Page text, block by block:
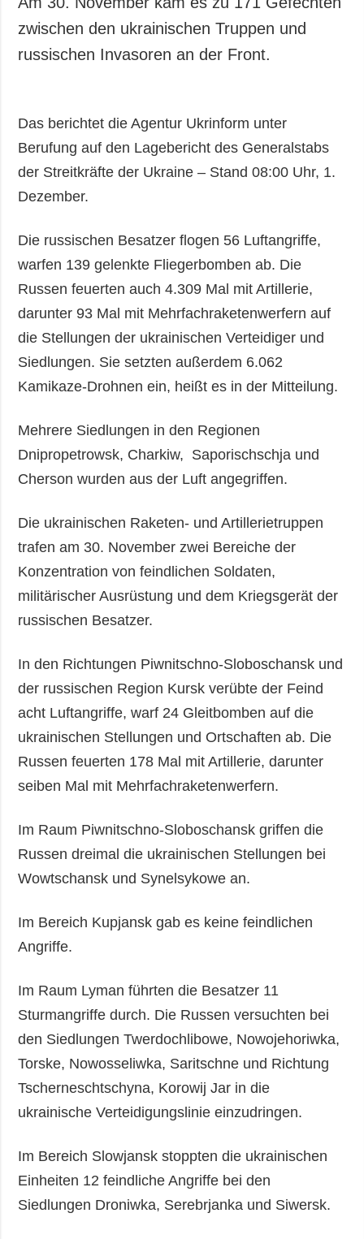
zwischen den ukrainischen Truppen und
russischen Invasoren an der Front.
Das berichtet die Agentur Ukrinform unter
Berufung auf den Lagebericht des Generalstabs
der Streitkräfte der Ukraine – Stand 08:00 Uhr, 1.
Dezember.
Die russischen Besatzer flogen 56 Luftangriffe,
warfen 139 gelenkte Fliegerbomben ab. Die
Russen feuerten auch 4.309 Mal mit Artillerie,
darunter 93 Mal mit Mehrfachraketenwerfern auf
die Stellungen der ukrainischen Verteidiger und
Siedlungen. Sie setzten außerdem 6.062
Kamikaze-Drohnen ein, heißt es in der Mitteilung.
Mehrere Siedlungen in den Regionen
Dnipropetrowsk, Charkiw, Saporischschja und
Cherson wurden aus der Luft angegriffen.
Die ukrainischen Raketen- und Artillerietruppen
trafen am 30. November zwei Bereiche der
Konzentration von feindlichen Soldaten,
militärischer Ausrüstung und dem Kriegsgerät der
russischen Besatzer.
In den Richtungen Piwnitschno-Sloboschansk und
der russischen Region Kursk verübte der Feind
acht Luftangriffe, warf 24 Gleitbomben auf die
ukrainischen Stellungen und Ortschaften ab. Die
Russen feuerten 178 Mal mit Artillerie, darunter
seiben Mal mit Mehrfachraketenwerfern.
Im Raum Piwnitschno-Sloboschansk griffen die
Russen dreimal die ukrainischen Stellungen bei
Wowtschansk und Synelsykowe an.
Im Bereich Kupjansk gab es keine feindlichen
Angriffe.
Im Raum Lyman führten die Besatzer 11
Sturmangriffe durch. Die Russen versuchten bei
den Siedlungen Twerdochlibowe, Nowojehoriwka,
Torske, Nowosseliwka, Saritschne und Richtung
Tscherneschtschyna, Korowij Jar in die
ukrainische Verteidigungslinie einzudringen.
Im Bereich Slowjansk stoppten die ukrainischen
Einheiten 12 feindliche Angriffe bei den
Siedlungen Droniwka, Serebrjanka und Siwersk.